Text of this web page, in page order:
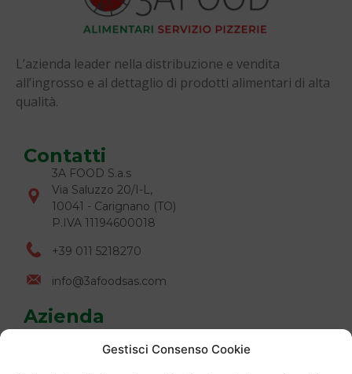
Gestisci Consenso Cookie
L’azienda leader nella distribuzione e vendita
all’ingrosso e al dettaglio di prodotti alimentari di alta
qualità.
Contatti
3A FOOD S.a.s
Via Saluzzo 20/I-L,
10041 - Carignano (TO)
P.IVA 11194600018
+39 011 5218270
info@3afoodsas.com
Azienda
Chi siamo e contatti